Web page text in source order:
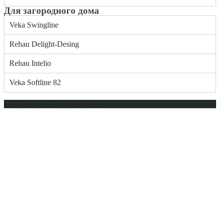
Для загородного дома
Veka Swingline
Rehau Delight-Desing
Rehau Intelio
Veka Softline 82